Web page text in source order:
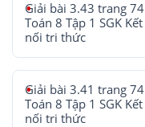
Giải bài 3.43 trang 74
Toán 8 Tập 1 SGK Kết
nối tri thức
Giải bài 3.41 trang 74
Toán 8 Tập 1 SGK Kết
nối tri thức